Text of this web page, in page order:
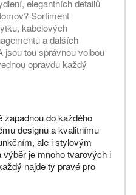
elegantních detailů
Sortiment
kabelových
a dalších
jsou tou správnou volbou
opravdu každý
zapadnou do každého
designu a kvalitnímu
ale i stylovým
je mnoho tvarových i
najde ty pravé pro